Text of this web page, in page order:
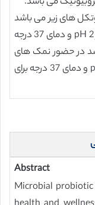
های زیر می باشد
: اولین گام با شرایط ایستا برای سه ساعت در pH 2 و دمای 37 درجه
در حضور نمک های
طحال و پانکراتین به مدت 22 ساعت در pH 8 و دمای 37 درجه برای
Abstract
Microbial